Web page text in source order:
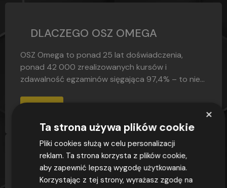
DLACZEGO OSZ OMEGA
OSZ Omega to ponad 25 lat doświadczenia,
ponad 42 000 zrealizowanych kursów i
zdawalność egzaminów sięgająca 97,4% – to nie...
DLACZEGO OSZ OMEGA
×
Ta strona używa plików cookie
Pliki cookies służą w celu personalizacji
reklam. Ta strona korzysta z plików cookie,
aby zapewnić lepszą wygodę użytkowania.
Korzystając z tej strony, wyrażasz zgodę na